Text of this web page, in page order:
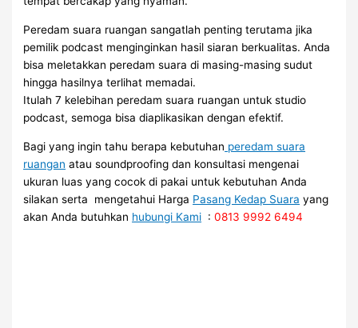
Peredam suara ruangan sangatlah penting terutama jika
pemilik podcast menginginkan hasil siaran berkualitas. Anda
bisa meletakkan peredam suara di masing-masing sudut
hingga hasilnya terlihat memadai.
Itulah 7 kelebihan peredam suara ruangan untuk studio
podcast, semoga bisa diaplikasikan dengan efektif.
Bagi yang ingin tahu berapa kebutuhan peredam suara
ruangan atau soundproofing dan konsultasi mengenai
ukuran luas yang cocok di pakai untuk kebutuhan Anda
silakan serta mengetahui Harga Pasang Kedap Suara yang
akan Anda butuhkan hubungi Kami :0813 9992 6494